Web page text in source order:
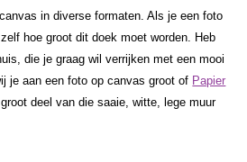
in diverse formaten. Als je een foto
hoe groot dit doek moet worden. Heb
die je graag wil verrijken met een mooi
je aan een foto op canvas groot of Papier
deel van die saaie, witte, lege muur